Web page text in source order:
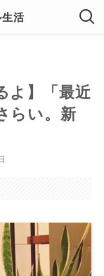
活
よ】「最近
らい。新